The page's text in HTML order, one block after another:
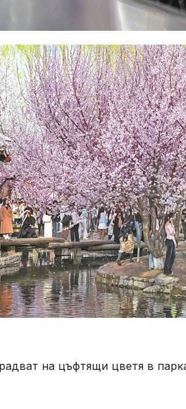
на цъфтящи цветя в